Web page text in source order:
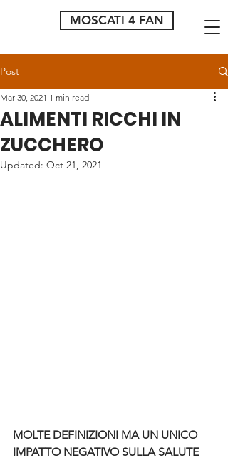
MOSCATI 4 FAN
Post
ALIMENTI RICCHI IN
ZUCCHERO
Mar 30, 2021 1 min read
Updated: Oct 21, 2021
MOLTE DEFINIZIONI MA UN UNICO
IMPATTO NEGATIVO SULLA SALUTE